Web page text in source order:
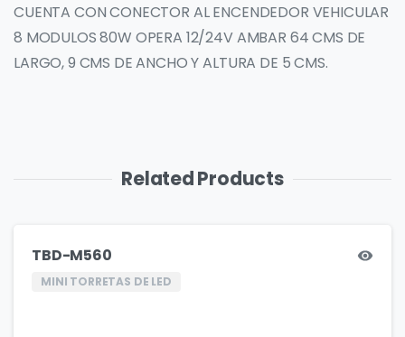
CUENTA CON CONECTOR AL ENCENDEDOR VEHICULAR
8 MODULOS 80W OPERA 12/24V AMBAR 64 CMS DE
LARGO, 9 CMS DE ANCHO Y ALTURA DE 5 CMS.
Related Products
TBD-M560
MINI TORRETAS DE LED